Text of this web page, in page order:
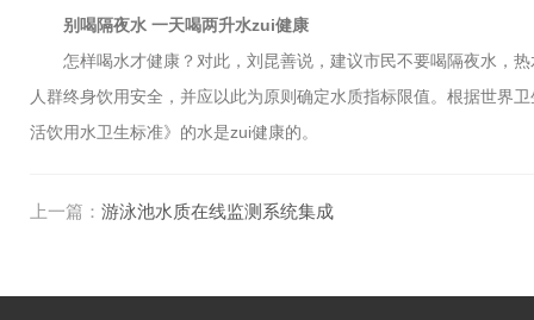
别喝隔夜水 一天喝两升水zui健康
怎样喝水才健康？对此，刘昆善说，建议市民不要喝隔夜水，热
人群终身饮用安全，并应以此为原则确定水质指标限值。根据世界
活饮用水卫生标准》的水是zui健康的。
上一篇： 游泳池水质在线监测系统集成